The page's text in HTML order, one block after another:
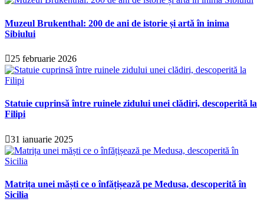
Muzeul Brukenthal: 200 de ani de istorie și artă în inima
Sibiului
25 februarie 2026
Statuie cuprinsă între ruinele zidului unei clădiri, descoperită la
Filipi
31 ianuarie 2025
Matrița unei măști ce o înfățișează pe Medusa, descoperită în
Sicilia